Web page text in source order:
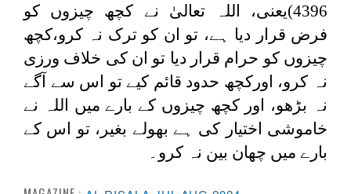
4396)یعنی، اللہ تعالیٰ نے کچھ چیزوں کو
فرض قرار ديا ہے، تو ان کو ترک نہ کرو،کچھ
چیزوں کو حرام قرار دیا تو ان کی خلاف ورزی
نہ کرو، اورکچھ حدود قائم کیے تو اس سے آگے
نہ بڑھو، اور کچھ چیزوں کے بارے میں اللہ نے
خاموشی اختیار کی ہے بھولے بغیر، تو اس کے
بارے میں چھان بین نہ کرو۔